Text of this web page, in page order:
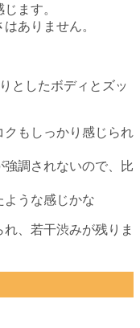
ます。
ありません。
としたボディとズッ
もしっかり感じられ
調されないので、比
ような感じかな
、若干渋みが残りま